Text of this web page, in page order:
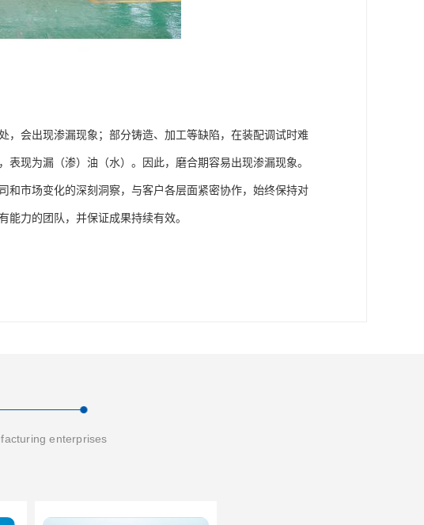
，会出现渗漏现象；部分铸造、加工等缺陷，在装配调试时难
现为漏（渗）油（水）。因此，磨合期容易出现渗漏现象。
和市场变化的深刻洞察，与客户各层面紧密协作，始终保持对
力的团队，并保证成果持续有效。
enterprises